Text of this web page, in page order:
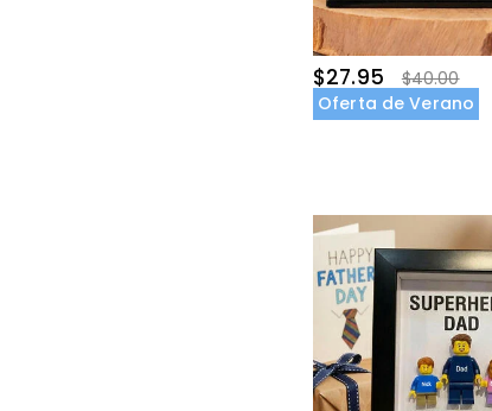
$27.95
$40.00
Oferta de Verano